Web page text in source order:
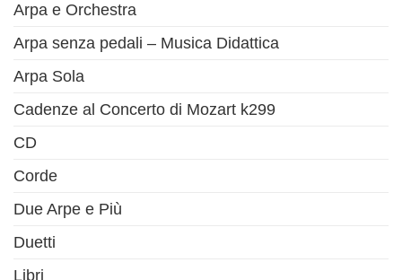
Arpa e Orchestra
Arpa senza pedali – Musica Didattica
Arpa Sola
Cadenze al Concerto di Mozart k299
CD
Corde
Due Arpe e Più
Duetti
Libri